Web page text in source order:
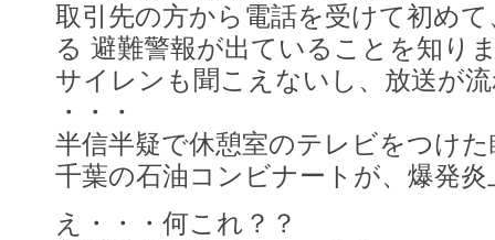
取引先の方から電話を受けて初め
る 避難警報が出ていることを知り
サイレンも聞こえないし、放送が
・・・
半信半疑で休憩室のテレビをつけ
千葉の石油コンビナートが、爆発
え・・・何これ？？